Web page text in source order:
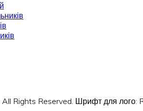
Rights Reserved. Шрифт для лого: